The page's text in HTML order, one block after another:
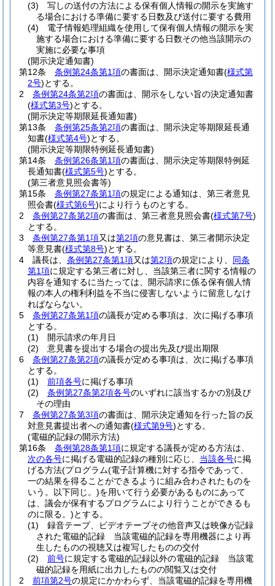
(3)
写しの送付の方法による保有個人情報の開示を実施す
る場合における準備に要する日数及び送付に要する費用
(4)
電子情報処理組織を使用して保有個人情報の開示を実
施する場合における準備に要する日数その他当該開示の
実施に必要な事項
(開示決定通知書)
第12条
条例第24条第1項の書面は、開示決定通知書(様式第
2号)とする。
2
条例第24条第2項の書面は、開示をしない旨の決定通知書
(様式第3号)とする。
(開示決定等期限延長通知書)
第13条
条例第25条第2項の書面は、開示決定等期限延長通
知書(様式第4号)とする。
(開示決定等期限特例延長通知書)
第14条
条例第26条第1項の書面は、開示決定等期限特例延
長通知書(様式第5号)とする。
(第三者意見照会書等)
第15条
条例第27条第1項の規定による通知は、第三者意見
照会書(様式第6号)により行うものとする。
2
条例第27条第2項の書面は、第三者意見照会書(様式第7号)
とする。
3
条例第27条第1項又は第2項の意見書は、第三者開示決定
等意見書(様式第8号)とする。
4
議長は、 条例第27条第1項又は第2項の規定により、 同条
第1項に規定する第三者に対し、当該第三者に関する情報の
内容を通知するに当たっては、開示請求に係る保有個人情
報の本人の権利利益を不当に侵害しないように留意しなけ
ればならない。
5
条例第27条第1項の議長が定める事項は、次に掲げる事項
とする。
(1)
開示請求の年月日
(2)
意見書を提出する場合の提出先及び提出期限
6
条例第27条第2項の議長が定める事項は、次に掲げる事項
とする。
(1)
前項各号に掲げる事項
(2)
条例第27条第2項各号のいずれに該当するかの別及び
その理由
7
条例第27条第3項の書面は、開示決定通知を行った旨の反
対意見書提出者への通知書(様式第9号)とする。
(電磁的記録の開示方法)
第16条
条例第28条第1項に規定する議長が定める方法は、
次の各号に掲げる電磁的記録の種別に応じ、 当該各号に掲
げる方法(プログラム(電子計算機に対する指令であって、
一の結果を得ることができるように組み合わされたものを
いう。以下同じ。)を用いて行う必要があるものにあって
は、議会が保有するプログラムにより行うことができるも
のに限る。)とする。
(1)
録音テープ、ビデオテープその他音声又は映像が記録
された電磁的記録 当該電磁的記録を専用機器により再
生したものの視聴又は複写したものの交付
(2)
前号に規定する電磁的記録以外の電磁的記録 当該電
磁的記録を用紙に出力したものの閲覧又は交付
2
前項第2号の規定にかかわらず、当該電磁的記録を専用機